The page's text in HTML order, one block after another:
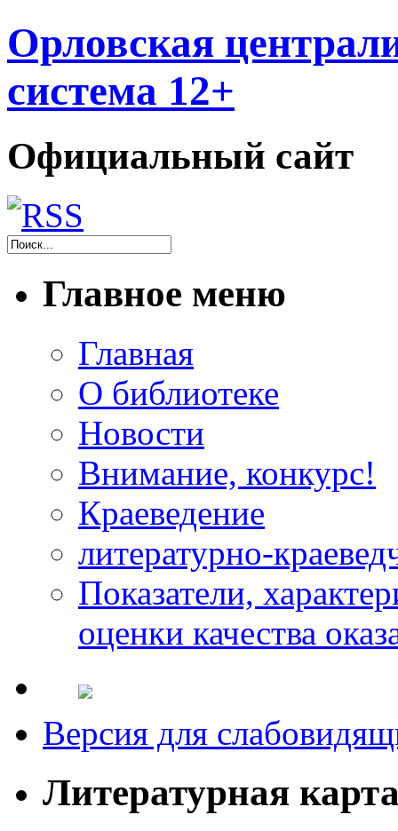
Орловская
система 12+
Официальный сайт
Главное меню
Главная
О библиотеке
Новости
Внимание, конкурс!
Краеведение
литературно-
Показатели,
оценки качества
Версия для
Литературная